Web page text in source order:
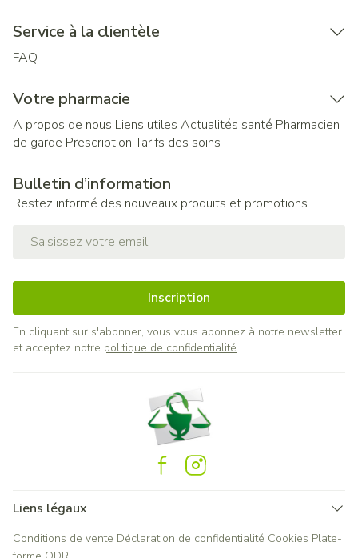
Service à la clientèle
FAQ
Votre pharmacie
A propos de nous Liens utiles Actualités santé Pharmacien
de garde Prescription Tarifs des soins
Bulletin d’information
Restez informé des nouveaux produits et promotions
Inscription
En cliquant sur s'abonner, vous vous abonnez à notre newsletter
et acceptez notre politique de confidentialité.
Liens légaux
Conditions de vente Déclaration de confidentialité Cookies Plate-